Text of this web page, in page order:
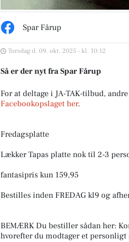
Spar Fårup
Torsdag d. 09. okt. 2025 - kl. 10:12
Så er der nyt fra Spar Fårup
For at deltage i JA-TAK-tilbud,
Facebookopslaget her.
Fredagsplatte
Lækker Tapas platte nok til 2-3
fantasipris kun 159,95
Bestilles inden FREDAG kl9 og
BEMÆRK Du bestiller sådan her:
hvorefter du modtager et